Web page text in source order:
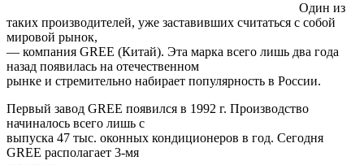
Один из
таких производителей, уже заставивших считаться с собой
мировой рынок,
— компания GREE (Китай). Эта марка всего лишь два года
назад появилась на отечественном
рынке и стремительно набирает популярность в России.
Первый завод GREE появился в 1992 г. Производство
начиналось всего лишь с
выпуска 47 тыс. оконных кондиционеров в год. Сегодня
GREE располагает 3-мя